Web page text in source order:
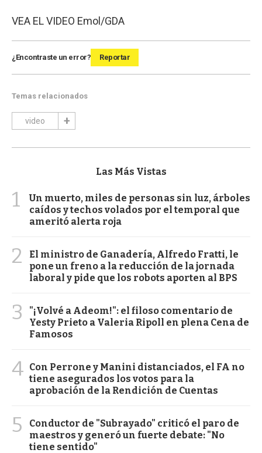
VEA EL VIDEO Emol/GDA
¿Encontraste un error? Reportar
Temas relacionados
video
Las Más Vistas
1
Un muerto, miles de personas sin luz, árboles
caídos y techos volados por el temporal que
ameritó alerta roja
2
El ministro de Ganadería, Alfredo Fratti, le
pone un freno a la reducción de la jornada
laboral y pide que los robots aporten al BPS
3
"¡Volvé a Adeom!": el filoso comentario de
Yesty Prieto a Valeria Ripoll en plena Cena de
Famosos
4 Con Perrone y Manini distanciados, el FA no
tiene asegurados los votos para la
aprobación de la Rendición de Cuentas
5
Conductor de "Subrayado" criticó el paro de
maestros y generó un fuerte debate: "No
tiene sentido"